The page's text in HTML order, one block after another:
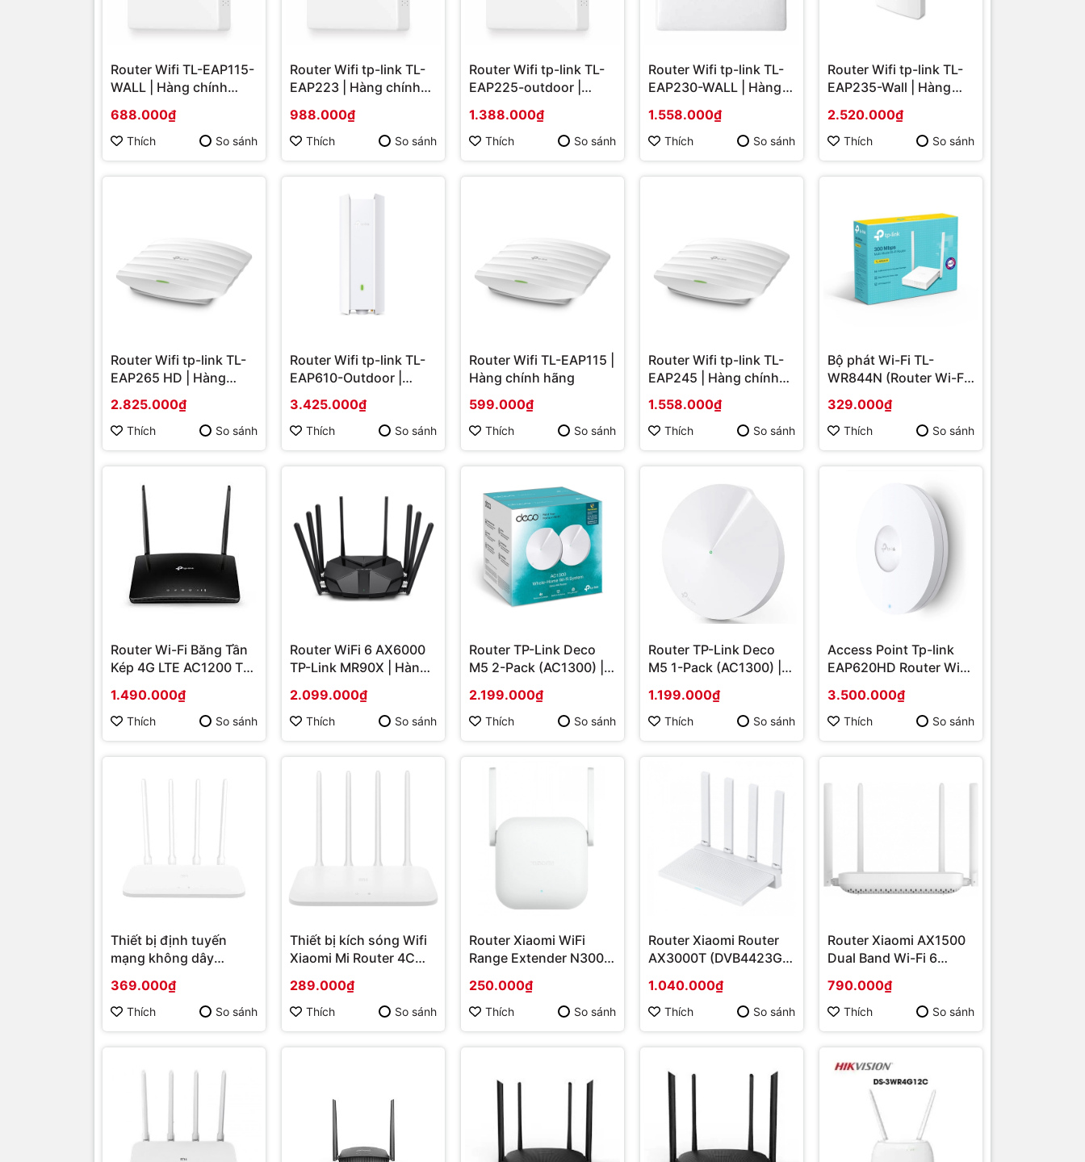
Router Wifi TL-EAP115-
WALL | Hàng chính
688.000₫
Thích So sánh
Router Wifi tp-link TL-
EAP223 | Hàng chính
988.000₫
Thích So sánh
Router Wifi tp-link TL-
EAP225-outdoor |
1.388.000₫
Thích So sánh
Router Wifi tp-link TL-
EAP230-WALL | Hàng
1.558.000₫
Thích So sánh
Router Wifi tp-link TL-
EAP235-Wall | Hàng
2.520.000₫
Thích So sánh
Router Wifi tp-link TL-
EAP265 HD | Hàng
2.825.000₫
Thích So sánh
Router Wifi tp-link TL-
EAP610-Outdoor |
3.425.000₫
Thích So sánh
Router Wifi TL-EAP115 |
Hàng chính hãng
599.000₫
Thích So sánh
Router Wifi tp-link TL-
EAP245 | Hàng chính
1.558.000₫
Thích So sánh
Bộ phát Wi-Fi TL-
WR844N (Router Wi-Fi
Hàng chính hãng
329.000₫
Thích So sánh
Router Wi-Fi Băng Tần
Kép 4G LTE AC1200 TL-
hãng
1.490.000₫
Thích So sánh
Router WiFi 6 AX6000
TP-Link MR90X | Hàng
2.099.000₫
Thích So sánh
Router TP-Link Deco
M5 2-Pack (AC1300) |
2.199.000₫
Thích So sánh
Router TP-Link Deco
M5 1-Pack (AC1300) |
1.199.000₫
Thích So sánh
Access Point Tp-link
EAP620HD Router Wifi
3.500.000₫
Thích So sánh
Thiết bị định tuyến
mạng không dây
DVB4230GL RA67 |
Hàng chính hãng
369.000₫
Thích So sánh
Thiết bị kích sóng Wifi
Xiaomi Mi Router 4C
chính hãng
289.000₫
Thích So sánh
Router Xiaomi WiFi
Range Extender N300
chính hãng
250.000₫
Thích So sánh
Router Xiaomi Router
AX3000T (DVB4423GL)
1.040.000₫
Thích So sánh
Router Xiaomi AX1500
Dual Band Wi-Fi 6
chính hãng
790.000₫
Thích So sánh